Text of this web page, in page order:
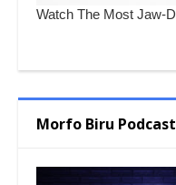
Morfo Biru Podcast